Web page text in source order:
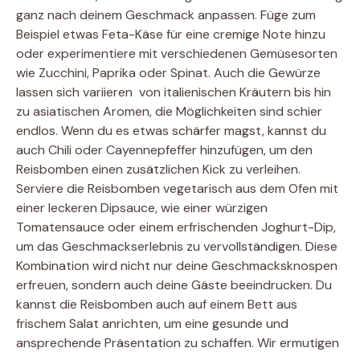
ganz nach deinem Geschmack anpassen. Füge zum
Beispiel etwas Feta-Käse für eine cremige Note hinzu
oder experimentiere mit verschiedenen Gemüsesorten
wie Zucchini, Paprika oder Spinat. Auch die Gewürze
lassen sich variieren  von italienischen Kräutern bis hin
zu asiatischen Aromen, die Möglichkeiten sind schier
endlos. Wenn du es etwas schärfer magst, kannst du
auch Chili oder Cayennepfeffer hinzufügen, um den
Reisbomben einen zusätzlichen Kick zu verleihen.
Serviere die Reisbomben vegetarisch aus dem Ofen mit
einer leckeren Dipsauce, wie einer würzigen
Tomatensauce oder einem erfrischenden Joghurt-Dip,
um das Geschmackserlebnis zu vervollständigen. Diese
Kombination wird nicht nur deine Geschmacksknospen
erfreuen, sondern auch deine Gäste beeindrucken. Du
kannst die Reisbomben auch auf einem Bett aus
frischem Salat anrichten, um eine gesunde und
ansprechende Präsentation zu schaffen. Wir ermutigen